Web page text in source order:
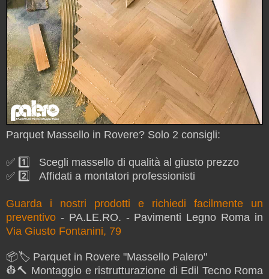
Parquet Massello in Rovere? Solo 2 consigli:
✅ 1️⃣ Scegli massello di qualità al giusto prezzo
✅ 2️⃣ Affidati a montatori professionisti
Guarda i nostri prodotti e richiedi facilmente un
preventivo - PA.LE.RO. - Pavimenti Legno Roma in
Via Giusto Fontanini, 79
📦🏷 Parquet in Rovere "Massello Palero"
👷🔨 Montaggio e ristrutturazione di Edil Tecno Roma